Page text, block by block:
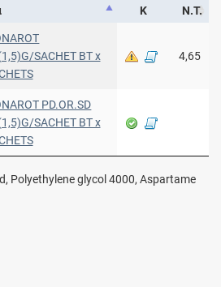
Κ Ν.Τ.
SACHET BT x
4,65
PD.OR.SD
SACHET BT x
Polyethylene glycol 4000, Aspartame